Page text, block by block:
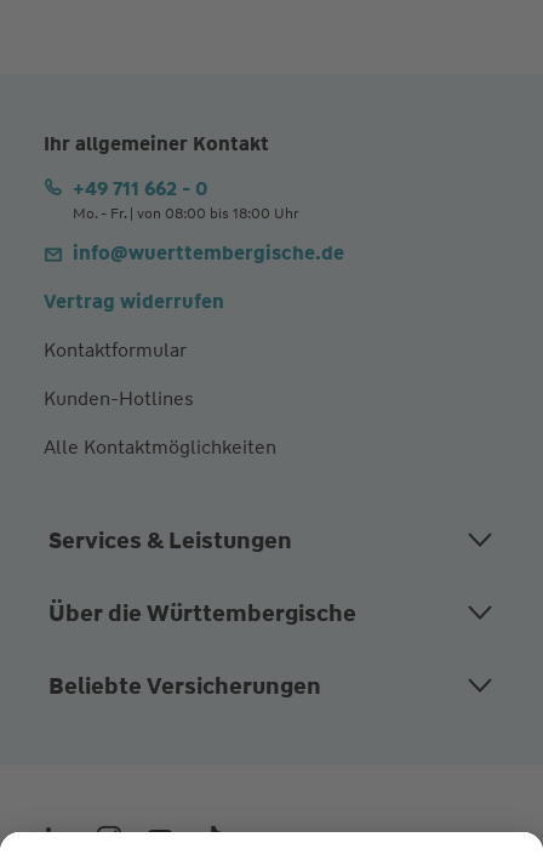
Ihr allgemeiner Kontakt
+49 711 662 - 0
Mo. - Fr. | von 08:00 bis 18:00 Uhr
info@wuerttembergische.de
Vertrag widerrufen
Kontaktformular
Kunden-Hotlines
Alle Kontaktmöglichkeiten
Services & Leistungen
Über die Württembergische
Beliebte Versicherungen